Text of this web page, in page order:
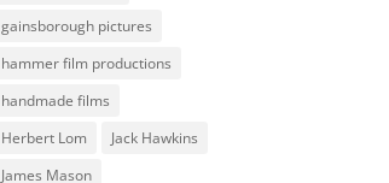
gainsborough pictures
hammer film productions
handmade films
Herbert Lom
Jack Hawkins
James Mason